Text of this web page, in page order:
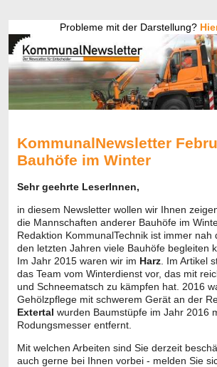
Probleme mit der Darstellung?
KommunalNewsletter
Bauhöfe im Winter
Sehr geehrte LeserInnen,
in diesem Newsletter wollen wir Ihnen
die Mannschaften anderer Bauhöfe im
Redaktion KommunalTechnik ist immer nah
den letzten Jahren viele Bauhöfe begleiten
Im Jahr 2015 waren wir im Harz. Im Artikel
das Team vom Winterdienst vor, das mit
und Schneematsch zu kämpfen hat. 2016
Gehölzpflege mit schwerem Gerät an der
Extertal wurden Baumstüpfe im Jahr 2016
Rodungsmesser entfernt.
Mit welchen Arbeiten sind Sie derzeit
auch gerne bei Ihnen vorbei - melden Sie